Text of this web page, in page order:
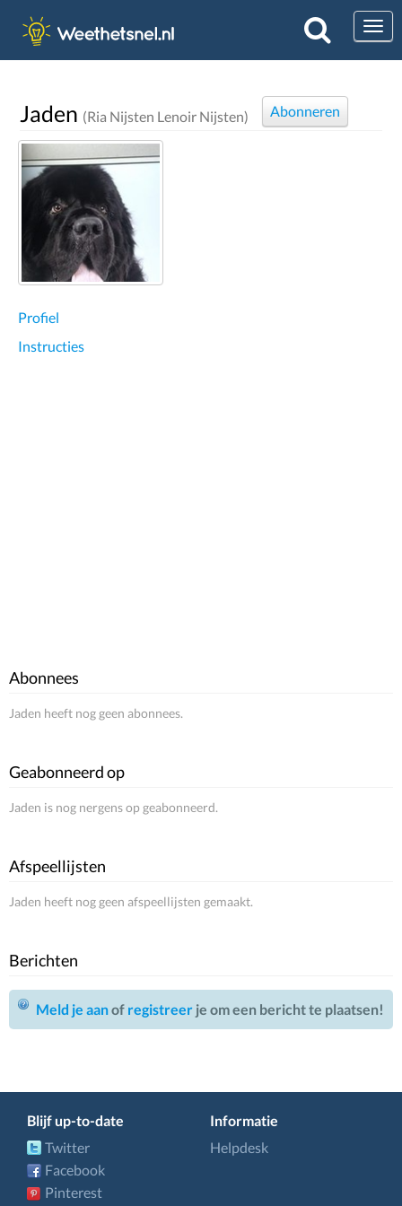
Jaden (Ria Nijsten Lenoir Nijsten) Abonneren
Profiel
Instructies
Abonnees
Jaden heeft nog geen abonnees.
Geabonneerd op
Jaden is nog nergens op geabonneerd.
Afspeellijsten
Jaden heeft nog geen afspeellijsten gemaakt.
Berichten
Meld je aanof registreer je om een bericht te plaatsen!
Blijf up-to-date
Twitter
Facebook
Pinterest
Informatie
Helpdesk